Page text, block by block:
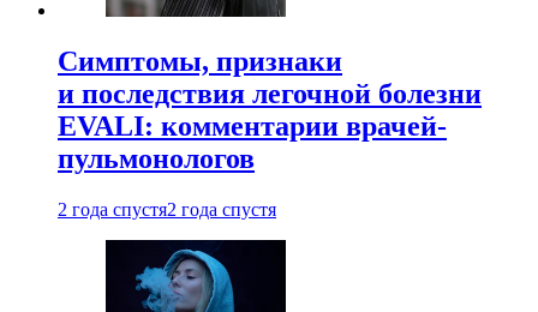
Симптомы, признаки
и последствия легочной болезни
EVALI: комментарии врачей-
пульмонологов
2 года спустя2 года спустя